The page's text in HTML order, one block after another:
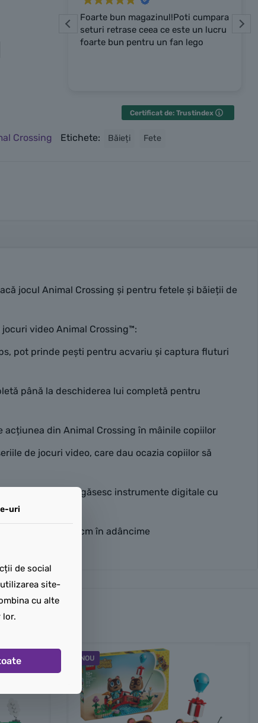
with
and
3D
Foarte bun magazinul!Poti cumpara
seturi retrase ceea ce este un lucru
foarte bun pentru un fan lego
Certificat de: Trustindex
Crossing Etichete: Băieți Fete
jocul Animal Crossing și pentru fetele și băieții de
video Animal Crossing™:
pot prinde pești pentru acvariu și captura fluturi
până la deschiderea lui completă pentru
acțiunea din Animal Crossing în mâinile copiilor
de jocuri video, care dau ocazia copiilor să
Builder, în care găsesc instrumente digitale cu
în lățime și 17 cm în adâncime
NOU
uri
de social
site-
cu alte
lor.